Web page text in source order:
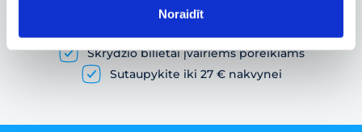
Noraidīt
Skrydžio bilietai įvairiems poreikiams
Sutaupykite iki 27 € nakvynei